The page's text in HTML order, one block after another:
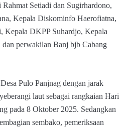
Setiadi dan Sugirhardono,
Kepala Diskominfo Haerofiatna,
DKPP Suhardjo, Kepala
perwakilan Banj bjb Cabang
Pulo Panjnag dengan jarak
laut sebagai rangkaian Hari
pada 8 Oktober 2025. Sedangkan
sembako, pemeriksaan